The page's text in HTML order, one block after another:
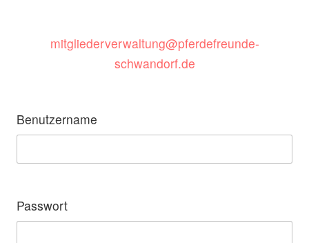
mitgliederverwaltung@pferdefreunde-
schwandorf.de
Benutzername
Passwort